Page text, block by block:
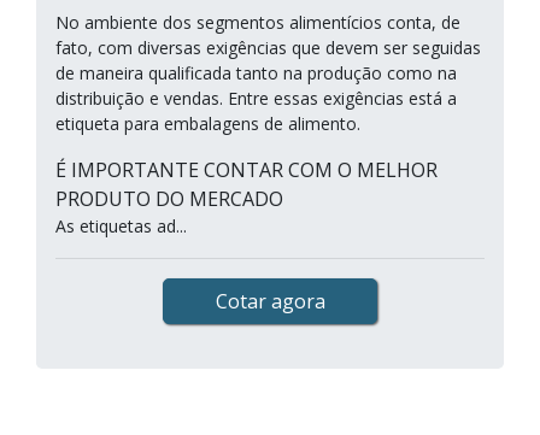
No ambiente dos segmentos alimentícios conta, de
fato, com diversas exigências que devem ser seguidas
de maneira qualificada tanto na produção como na
distribuição e vendas. Entre essas exigências está a
etiqueta para embalagens de alimento.
É IMPORTANTE CONTAR COM O MELHOR
PRODUTO DO MERCADO
As etiquetas ad...
Cotar agora